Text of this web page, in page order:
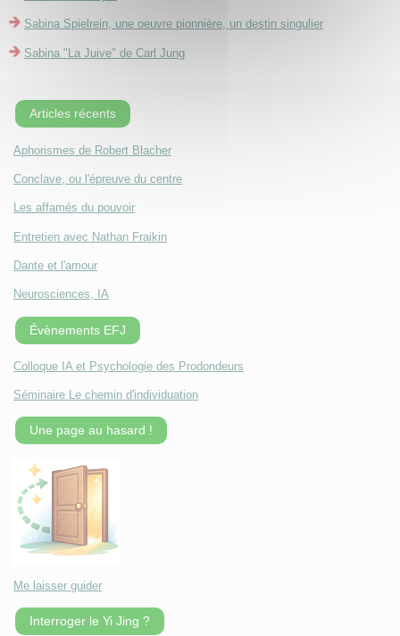
Sabina Spielrein, une oeuvre pionnière, un destin singulier
Sabina "La Juive" de Carl Jung
Articles récents
Aphorismes de Robert Blacher
Conclave, ou l'épreuve du centre
Les affamés du pouvoir
Entretien avec Nathan Fraikin
Dante et l'amour
Neurosciences, IA
Évènements EFJ
Colloque IA et Psychologie des Prodondeurs
Séminaire Le chemin d'individuation
Une page au hasard !
Me laisser guider
Interroger le Yi Jing ?